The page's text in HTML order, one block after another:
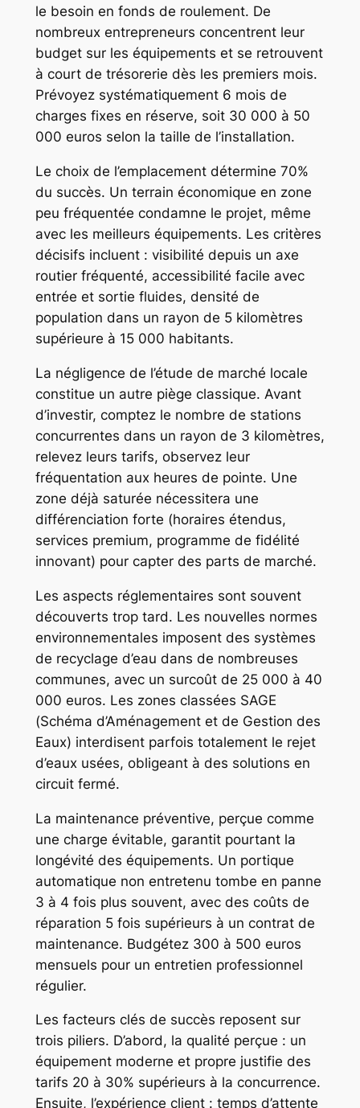
le besoin en fonds de roulement. De
nombreux entrepreneurs concentrent leur
budget sur les équipements et se retrouvent
à court de trésorerie dès les premiers mois.
Prévoyez systématiquement 6 mois de
charges fixes en réserve, soit 30 000 à 50
000 euros selon la taille de l’installation.
Le choix de l’emplacement détermine 70%
du succès. Un terrain économique en zone
peu fréquentée condamne le projet, même
avec les meilleurs équipements. Les critères
décisifs incluent : visibilité depuis un axe
routier fréquenté, accessibilité facile avec
entrée et sortie fluides, densité de
population dans un rayon de 5 kilomètres
supérieure à 15 000 habitants.
La négligence de l’étude de marché locale
constitue un autre piège classique. Avant
d’investir, comptez le nombre de stations
concurrentes dans un rayon de 3 kilomètres,
relevez leurs tarifs, observez leur
fréquentation aux heures de pointe. Une
zone déjà saturée nécessitera une
différenciation forte (horaires étendus,
services premium, programme de fidélité
innovant) pour capter des parts de marché.
Les aspects réglementaires sont souvent
découverts trop tard. Les nouvelles normes
environnementales imposent des systèmes
de recyclage d’eau dans de nombreuses
communes, avec un surcoût de 25 000 à 40
000 euros. Les zones classées SAGE
(Schéma d’Aménagement et de Gestion des
Eaux) interdisent parfois totalement le rejet
d’eaux usées, obligeant à des solutions en
circuit fermé.
La maintenance préventive, perçue comme
une charge évitable, garantit pourtant la
longévité des équipements. Un portique
automatique non entretenu tombe en panne
3 à 4 fois plus souvent, avec des coûts de
réparation 5 fois supérieurs à un contrat de
maintenance. Budgétez 300 à 500 euros
mensuels pour un entretien professionnel
régulier.
Les facteurs clés de succès reposent sur
trois piliers. D’abord, la qualité perçue : un
équipement moderne et propre justifie des
tarifs 20 à 30% supérieurs à la concurrence.
Ensuite, l’expérience client : temps d’attente